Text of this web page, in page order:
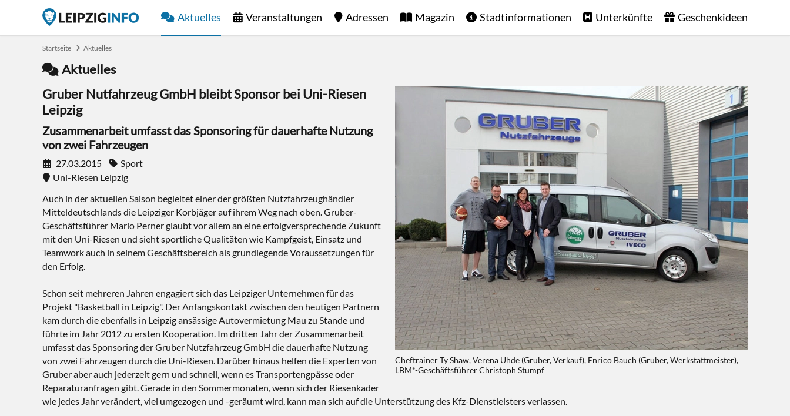
Aktuelles Veranstaltungen Adressen Magazin Stadtinformationen Unterkünfte Geschenkideen
Startseite Aktuelles
Aktuelles
Cheftrainer Ty Shaw, Verena Uhde (Gruber, Verkauf), Enrico Bauch (Gruber, Werkstattmeister),
LBM*-Geschäftsführer Christoph Stumpf
Gruber Nutfahrzeug GmbH bleibt Sponsor bei Uni-Riesen
Leipzig
Zusammenarbeit umfasst das Sponsoring für dauerhafte Nutzung
von zwei Fahrzeugen
27.03.2015
Sport
Uni-Riesen Leipzig
Auch in der aktuellen Saison begleitet einer der größten Nutzfahrzeughändler
Mitteldeutschlands die Leipziger Korbjäger auf ihrem Weg nach oben. Gruber-
Geschäftsführer Mario Perner glaubt vor allem an eine erfolgversprechende Zukunft
mit den Uni-Riesen und sieht sportliche Qualitäten wie Kampfgeist, Einsatz und
Teamwork auch in seinem Geschäftsbereich als grundlegende Voraussetzungen für
den Erfolg.
Schon seit mehreren Jahren engagiert sich das Leipziger Unternehmen für das
Projekt "Basketball in Leipzig". Der Anfangskontakt zwischen den heutigen Partnern
kam durch die ebenfalls in Leipzig ansässige Autovermietung Mau zu Stande und
führte im Jahr 2012 zu ersten Kooperation. Im dritten Jahr der Zusammenarbeit
umfasst das Sponsoring der Gruber Nutzfahrzeug GmbH die dauerhafte Nutzung
von zwei Fahrzeugen durch die Uni-Riesen. Darüber hinaus helfen die Experten von
Gruber aber auch jederzeit gern und schnell, wenn es Transportengpässe oder
Reparaturanfragen gibt. Gerade in den Sommermonaten, wenn sich der Riesenkader
wie jedes Jahr verändert, viel umgezogen und -geräumt wird, kann man sich auf die Unterstützung des Kfz-Dienstleisters verlassen.